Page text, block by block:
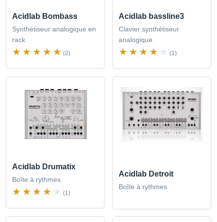
Acidlab Bombass
Synthétiseur analogique en
rack
(2)
Acidlab bassline3
Clavier synthétiseur
analogique
(1)
Acidlab Drumatix
Boîte à rythmes
(1)
Acidlab Detroit
Boîte à rythmes